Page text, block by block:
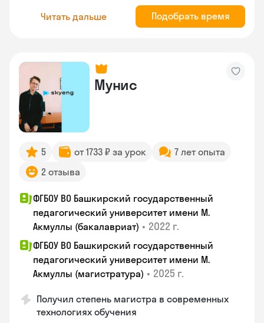
Читать дальше Подобрать время
Мунис
5 от 1733 ₽ за урок
7 лет опыта
2 отзыва
ФГБОУ ВО Башкирский государственный
педагогический университет имени М.
Акмуллы (бакалавриат) • 2022 г.
ФГБОУ ВО Башкирский государственный
педагогический университет имени М.
Акмуллы (магистратура) • 2025 г.
Получил степень магистра в современных
технологиях обучения